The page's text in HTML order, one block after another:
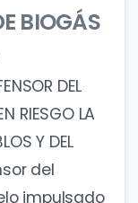
BIOGÁS
DEL
RIESGO LA
Y DEL
del
impulsado